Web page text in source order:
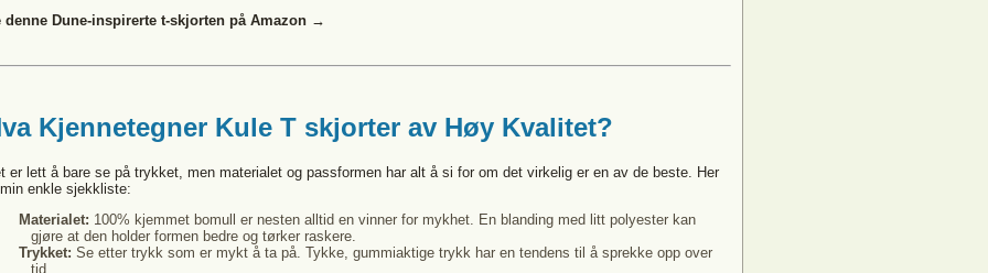
denne Dune-inspirerte t-skjorten på Amazon →
Kjennetegner Kule T skjorter av Høy Kvalitet?
er lett å bare se på trykket, men materialet og passformen har alt å si for om det virkelig er en av de beste. Her
enkle sjekkliste:
Materialet: 100% kjemmet bomull er nesten alltid en vinner for mykhet. En blanding med litt polyester kan
gjøre at den holder formen bedre og tørker raskere.
Trykket: Se etter trykk som er mykt å ta på. Tykke, gummiaktige trykk har en tendens til å sprekke opp over
tid.